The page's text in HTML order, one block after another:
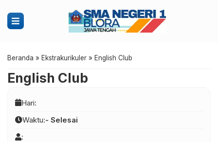
Beranda » Ekstrakurikuler » English Club
English Club
Hari:
Waktu:- Selesai
: